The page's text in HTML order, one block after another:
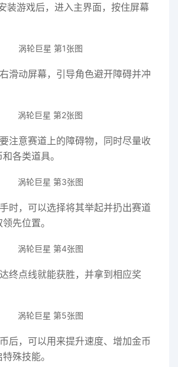
装游戏后，进入主界面，按住屏幕
滑动屏幕，引导角色避开障碍并冲
注意赛道上的障碍物，同时尽量收
各类道具。
时，可以选择将其举起并扔出赛道
先位置。
终点线就能获胜，并拿到相应奖
后，可以用来提升速度、增加金币
殊技能。